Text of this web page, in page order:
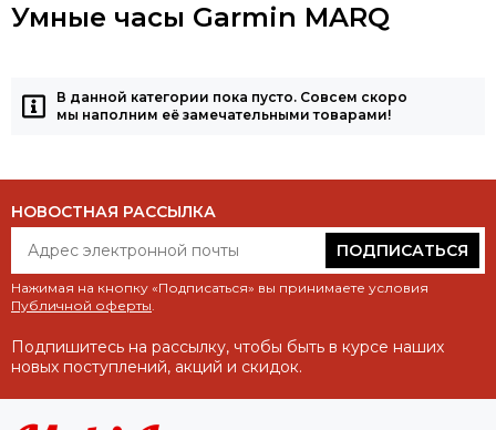
Умные часы Garmin MARQ
В данной категории пока пусто. Совсем скоро
мы наполним её замечательными товарами!
НОВОСТНАЯ РАССЫЛКА
ПОДПИСАТЬСЯ
Нажимая на кнопку «Подписаться» вы принимаете условия
Публичной оферты.
Подпишитесь на рассылку, чтобы быть в курсе наших
новых поступлений, акций и скидок.